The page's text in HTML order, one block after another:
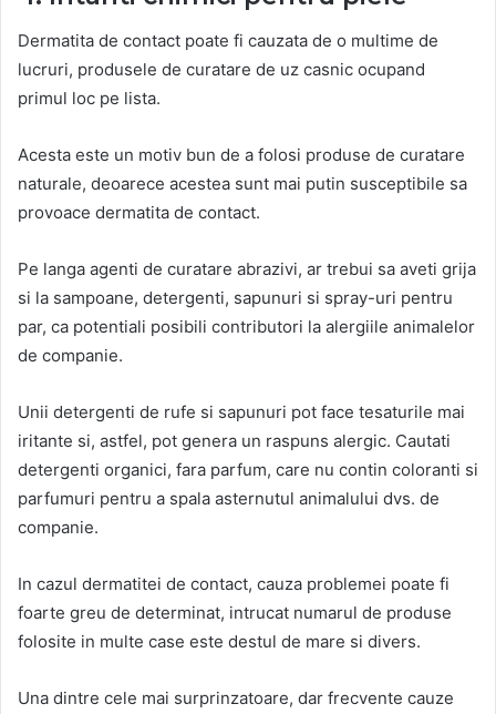
Dermatita de contact poate fi cauzata de o multime de
lucruri, produsele de curatare de uz casnic ocupand
primul loc pe lista.
Acesta este un motiv bun de a folosi produse de curatare
naturale, deoarece acestea sunt mai putin susceptibile sa
provoace dermatita de contact.
Pe langa agenti de curatare abrazivi, ar trebui sa aveti grija
si la sampoane, detergenti, sapunuri si spray-uri pentru
par, ca potentiali posibili contributori la alergiile animalelor
de companie.
Unii detergenti de rufe si sapunuri pot face tesaturile mai
iritante si, astfel, pot genera un raspuns alergic. Cautati
detergenti organici, fara parfum, care nu contin coloranti si
parfumuri pentru a spala asternutul animalului dvs. de
companie.
In cazul dermatitei de contact, cauza problemei poate fi
foarte greu de determinat, intrucat numarul de produse
folosite in multe case este destul de mare si divers.
Una dintre cele mai surprinzatoare, dar frecvente cauze